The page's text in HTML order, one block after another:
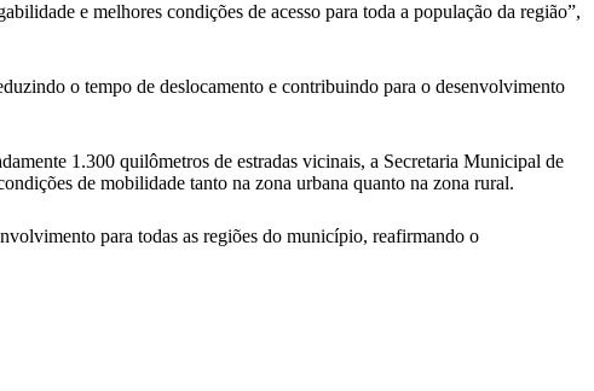
e melhores condições de acesso para toda a população da região”,
o tempo de deslocamento e contribuindo para o desenvolvimento
1.300 quilômetros de estradas vicinais, a Secretaria Municipal de
de mobilidade tanto na zona urbana quanto na zona rural.
para todas as regiões do município, reafirmando o